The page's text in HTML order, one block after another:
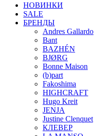
НОВИНКИ
SALE
БРЕНДЫ
Andres Gallardo
Bant
BAZHÉN
BJØRG
Bonne Maison
(b)part
Fakoshima
HIGHCRAFT
Hugo Kreit
JENJA
Justine Clenquet
КЛЕВЕР